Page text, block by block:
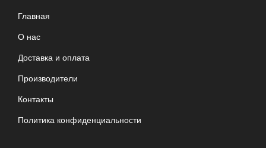
Главная
О нас
Доставка и оплата
Производители
Контакты
Политика конфиденциальности